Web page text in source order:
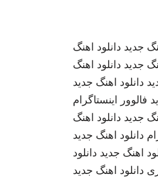
جدید دانلود اهنگ
جدید دانلود اهنگ
دانلود اهنگ جدید
فالوور اینستاگرام
جدید دانلود اهنگ
دانلود اهنگ جدید
اهنگ جدید دانلود
دانلود اهنگ جدید